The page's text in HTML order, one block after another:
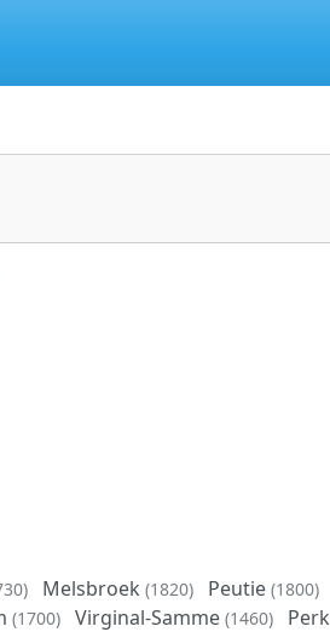
Melsbroek (1820) Peutie (1800)
(1700) Virginal-Samme (1460) Perk